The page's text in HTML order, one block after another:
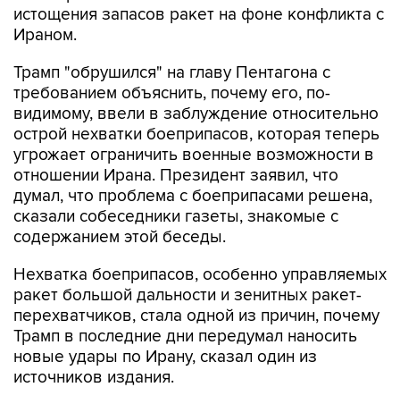
истощения запасов ракет на фоне конфликта с
Ираном.
Трамп "обрушился" на главу Пентагона с
требованием объяснить, почему его, по-
видимому, ввели в заблуждение относительно
острой нехватки боеприпасов, которая теперь
угрожает ограничить военные возможности в
отношении Ирана. Президент заявил, что
думал, что проблема с боеприпасами решена,
сказали собеседники газеты, знакомые с
содержанием этой беседы.
Нехватка боеприпасов, особенно управляемых
ракет большой дальности и зенитных ракет-
перехватчиков, стала одной из причин, почему
Трамп в последние дни передумал наносить
новые удары по Ирану, сказал один из
источников издания.